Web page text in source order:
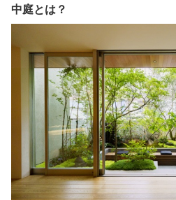
中庭とは？